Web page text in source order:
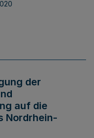
der
auf die
Nordrhein-